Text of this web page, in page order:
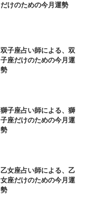
だけのための今月運勢
双子座占い師による、双
子座だけのための今月運
勢
獅子座占い師による、獅
子座だけのための今月運
勢
乙女座占い師による、乙
女座だけのための今月運
勢